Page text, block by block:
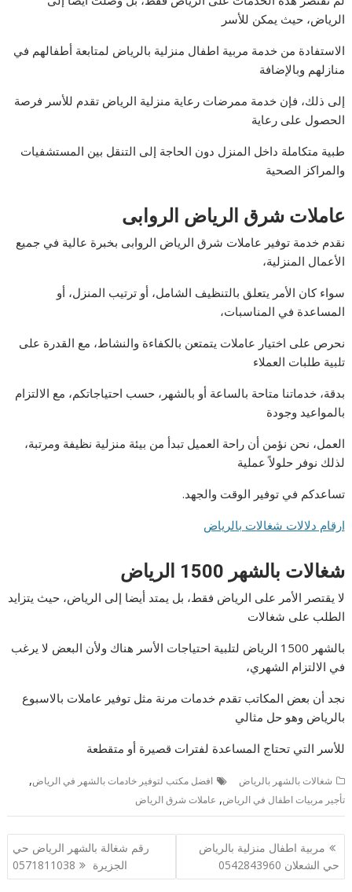
الرياض، حيث يمكن للأسر
الاستفادة من خدمة مربية اطفال منزلية بالرياض لمتابعة أطفالهم في
منازلهم وبالإضافة
إلى ذلك، فإن خدمة ممرضات رعاية منزلية الرياض تقدم للأسر فرصة
الحصول على رعاية
طبية متكاملة داخل المنزل دون الحاجة إلى التنقل بين المستشفيات
والمراكز الصحية
عاملات شرق الرياض الروابى
نقدم خدمة توفير عاملات شرق الرياض الروابى بخبرة عالية في جميع
الأعمال المنزلية،
سواء كان الأمر يتعلق بالتنظيف الشامل، أو ترتيب المنزل، أو
المساعدة في المناسبات،
نحرص على اختيار عاملات يتمتعن بالكفاءة والنشاط، مع القدرة على
تلبية طلبات العملاء
بدقة، خدماتنا متاحة بالساعة أو بالشهر، حسب احتياجاتكم، مع الالتزام
بالمواعيد وجودة
العمل، نحن نؤمن أن راحة العميل تبدأ من بيئة منزلية نظيفة ومرتبة،
لذلك نوفر حلولاً عملية
تساعدكم في توفير الوقت والجهد.
ارقام دلالات شغالات بالرياض
شغالات بالشهر 1500 الرياض
لا يقتصر الأمر على الرياض فقط، بل يمتد أيضا إلى الرياض، حيث يتزايد
الطلب على شغالات
بالشهر 1500 الرياض لتلبية احتياجات الأسر هناك ولأن البعض لا يرغب
في الالتزام الشهري،
نجد أن بعض المكاتب تقدم خدمات مرنة مثل توفير عاملات بالاسبوع
بالرياض وهو حل مثالي
للأسر التي تحتاج المساعدة لفترات قصيرة أو متقطعة
شغالات بالشهر بالرياض افضل مكتب لتوفير خادمات بالشهر في الرياض,
تأجير مربيات اطفال في الرياض, عاملات شرق الرياض
تصفّح
المقالات
مربية اطفال منزلية بالرياض
حي الشعلان 0542843960
رقم شغالة بالشهر الرياض حي
الجزيرة 0571811038